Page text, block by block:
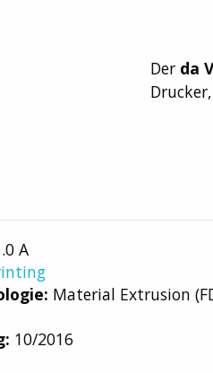
Der da
A
Material Extrusion
10/2016